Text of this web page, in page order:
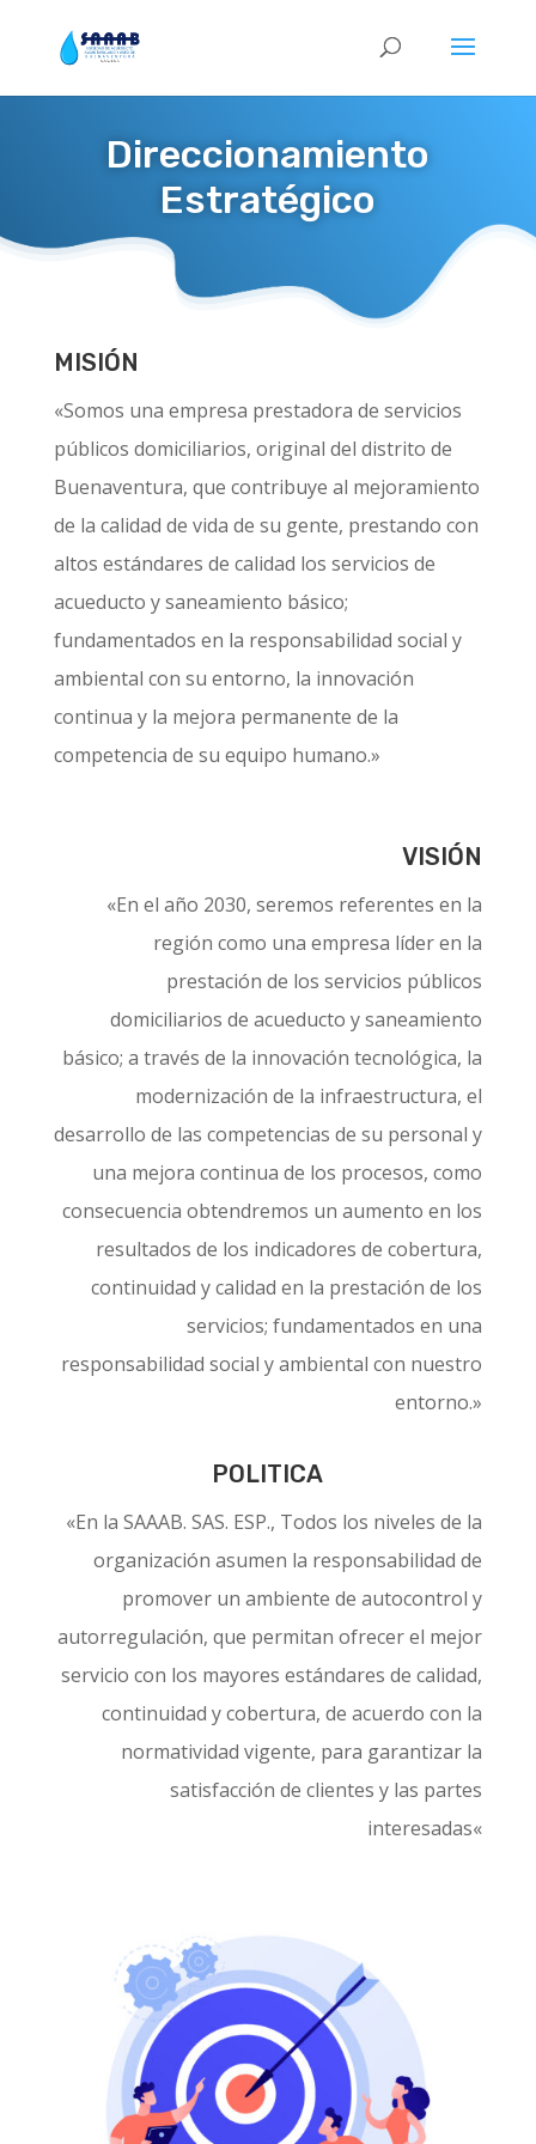
Direccionamiento
Estratégico
MISIÓN
«Somos una empresa prestadora de servicios
públicos domiciliarios, original del distrito de
Buenaventura, que contribuye al mejoramiento
de la calidad de vida de su gente, prestando con
altos estándares de calidad los servicios de
acueducto y saneamiento básico;
fundamentados en la responsabilidad social y
ambiental con su entorno, la innovación
continua y la mejora permanente de la
competencia de su equipo humano.»
VISIÓN
«En el año 2030, seremos referentes en la
región como una empresa líder en la
prestación de los servicios públicos
domiciliarios de acueducto y saneamiento
básico; a través de la innovación tecnológica, la
modernización de la infraestructura, el
desarrollo de las competencias de su personal y
una mejora continua de los procesos, como
consecuencia obtendremos un aumento en los
resultados de los indicadores de cobertura,
continuidad y calidad en la prestación de los
servicios; fundamentados en una
responsabilidad social y ambiental con nuestro
entorno.»
POLITICA
«En la SAAAB. SAS. ESP., Todos los niveles de la
organización asumen la responsabilidad de
promover un ambiente de autocontrol y
autorregulación, que permitan ofrecer el mejor
servicio con los mayores estándares de calidad,
continuidad y cobertura, de acuerdo con la
normatividad vigente, para garantizar la
satisfacción de clientes y las partes
interesadas«